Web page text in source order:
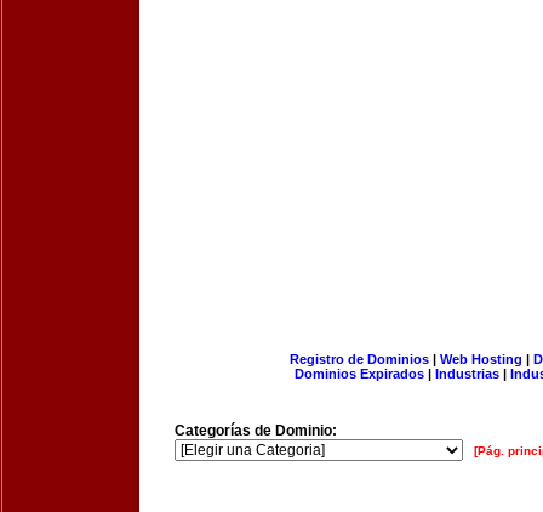
Registro de Dominios| Web Hosting |
Dominios Expirados | Industrias |
Categorías de Dominio:
[Pág.